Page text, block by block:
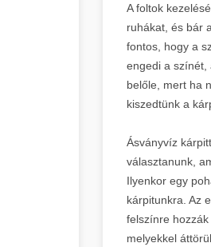
A foltok
ruhákat, és bár
fontos, hogy a
engedi a színét,
belőle, mert ha
kiszedtünk a
Ásványvíz
választanunk,
Ilyenkor egy
kárpitunkra. Az
felszínre
melyekkel